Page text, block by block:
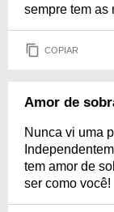
sempre tem as
COPIAR
Amor de
Nunca vi uma
tem amor de
ser como você!